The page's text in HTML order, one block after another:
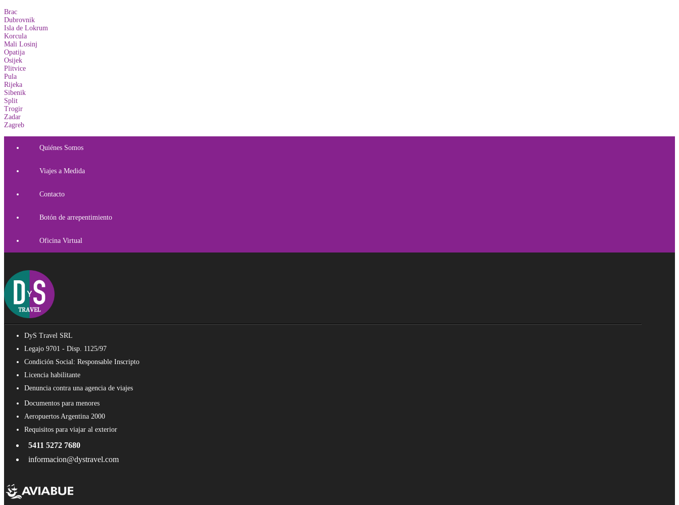
Brac
Dubrovnik
Isla de Lokrum
Korcula
Mali Losinj
Opatija
Osijek
Plitvice
Pula
Rijeka
Sibenik
Split
Trogir
Zadar
Zagreb
Quiénes Somos
Viajes a Medida
Contacto
Botón de arrepentimiento
Oficina Virtual
DyS Travel SRL
Legajo 9701 - Disp. 1125/97
Condición Social: Responsable Inscripto
Licencia habilitante
Denuncia contra una agencia de viajes
Documentos para menores
Aeropuertos Argentina 2000
Requisitos para viajar al exterior
5411 5272 7680
informacion@dystravel.com